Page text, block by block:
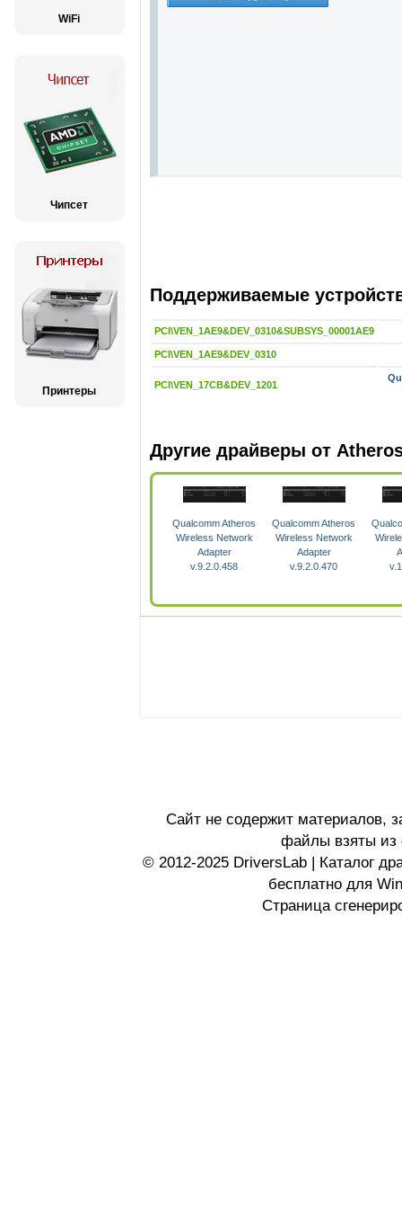
WiFi
Чипсет
Принтеры
Поддерживаемые
PCI\VEN_1AE9&DEV_0310&SUBSYS_00001AE9
PCI\VEN_1AE9&DEV_0310
PCI\VEN_17CB&DEV_1201
Другие драйверы от
Qualcomm Atheros
Wireless Network
Adapter
v.9.2.0.458
Qualcomm Atheros
Wireless Network
Adapter
v.9.2.0.470
Сайт не содержит материалов,
файлы взяты из
© 2012-2025 DriversLab | Каталог
бесплатно для
Страница